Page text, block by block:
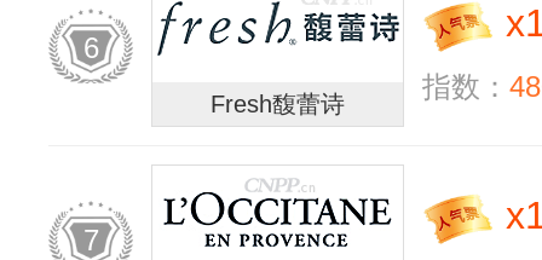
6
Fresh馥蕾诗
x
指数：
7
x